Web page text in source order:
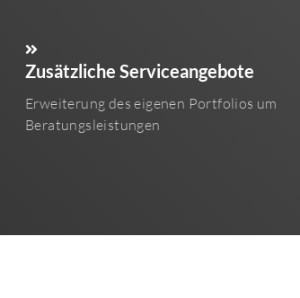
Zusätzliche Serviceangebote
Erweiterung des eigenen Portfolios um
Beratungsleistungen